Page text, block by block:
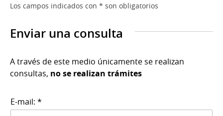
Los campos indicados con * son obligatorios
Enviar una consulta
A través de este medio únicamente se realizan
consultas, no se realizan trámites
E-mail: *